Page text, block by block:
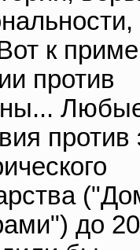
к
против
против
до